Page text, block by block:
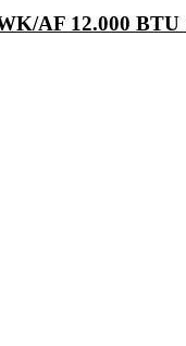
AF 12.000